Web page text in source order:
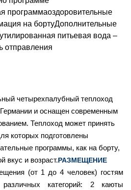
четырехпалубный теплоход
Германии и оснащен современным
Теплоход может принять
которых подготовлены
программы, как на борту,
вкус и возраст.РАЗМЕЩЕНИЕ
(от 1 до 4 человек) гостям
категорий: 2 каюты
программаоздоровительные
на бортуДополнительные
питьевая вода –
отправления